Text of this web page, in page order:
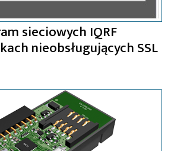
sieciowych IQRF
nieobsługujących SSL